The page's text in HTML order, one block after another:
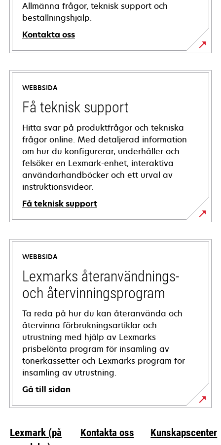
Allmänna frågor, teknisk support och
beställningshjälp.
Kontakta oss
WEBBSIDA
Få teknisk support
Hitta svar på produktfrågor och tekniska
frågor online. Med detaljerad information
om hur du konfigurerar, underhåller och
felsöker en Lexmark-enhet, interaktiva
användarhandböcker och ett urval av
instruktionsvideor.
Få teknisk support
opens
in
new
tab
WEBBSIDA
Lexmarks återanvändnings-
och återvinningsprogram
Ta reda på hur du kan återanvända och
återvinna förbrukningsartiklar och
utrustning med hjälp av Lexmarks
prisbelönta program för insamling av
tonerkassetter och Lexmarks program för
insamling av utrustning.
Gå till sidan
Lexmark (på
Kontakta oss Kunskapscenter